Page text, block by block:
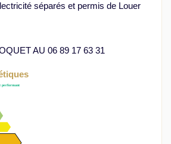
séparés et permis de Louer
AU 06 89 17 63 31